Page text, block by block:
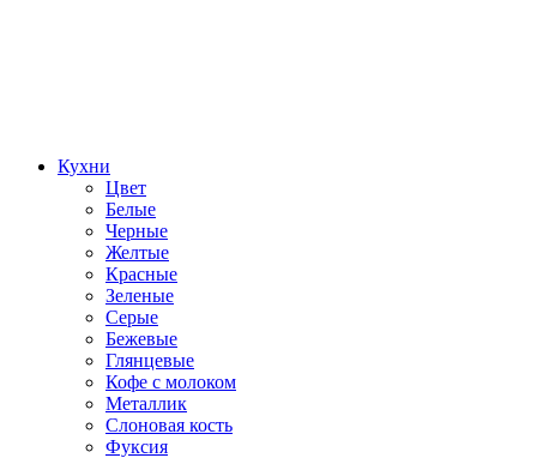
Кухни
Цвет
Белые
Черные
Желтые
Красные
Зеленые
Серые
Бежевые
Глянцевые
Кофе с молоком
Металлик
Слоновая кость
Фуксия